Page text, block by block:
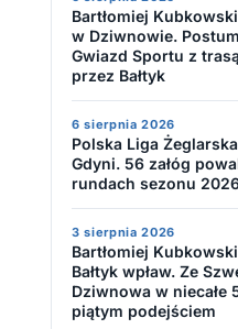
Bartłomiej
w Dziwnowie.
Gwiazd Sportu z
przez Bałtyk
6 sierpnia 2026
Polska Liga
Gdyni. 56 załóg
rundach sezonu
3 sierpnia 2026
Bartłomiej Kubkowski
Bałtyk wpław. Ze
Dziwnowa w niecałe
piątym podejściem